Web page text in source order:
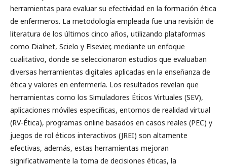
herramientas para evaluar su efectividad en la formación ética
de enfermeros. La metodología empleada fue una revisión de
literatura de los últimos cinco años, utilizando plataformas
como Dialnet, Scielo y Elsevier, mediante un enfoque
cualitativo, donde se seleccionaron estudios que evaluaban
diversas herramientas digitales aplicadas en la enseñanza de
ética y valores en enfermería. Los resultados revelan que
herramientas como los Simuladores Éticos Virtuales (SEV),
aplicaciones móviles específicas, entornos de realidad virtual
(RV-Ética), programas online basados en casos reales (PEC) y
juegos de rol éticos interactivos (JREI) son altamente
efectivas, además, estas herramientas mejoran
significativamente la toma de decisiones éticas, la